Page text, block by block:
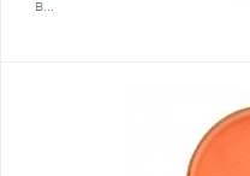
в...